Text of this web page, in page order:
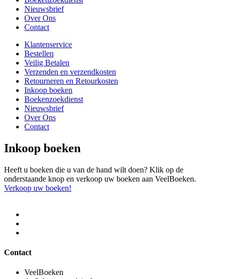
Nieuwsbrief
Over Ons
Contact
Klantenservice
Bestellen
Veilig Betalen
Verzenden en verzendkosten
Retourneren en Retourkosten
Inkoop boeken
Boekenzoekdienst
Nieuwsbrief
Over Ons
Contact
Inkoop boeken
Heeft u boeken die u van de hand wilt doen? Klik op de
onderstaande knop en verkoop uw boeken aan VeelBoeken.
Verkoop uw boeken!
Contact
VeelBoeken